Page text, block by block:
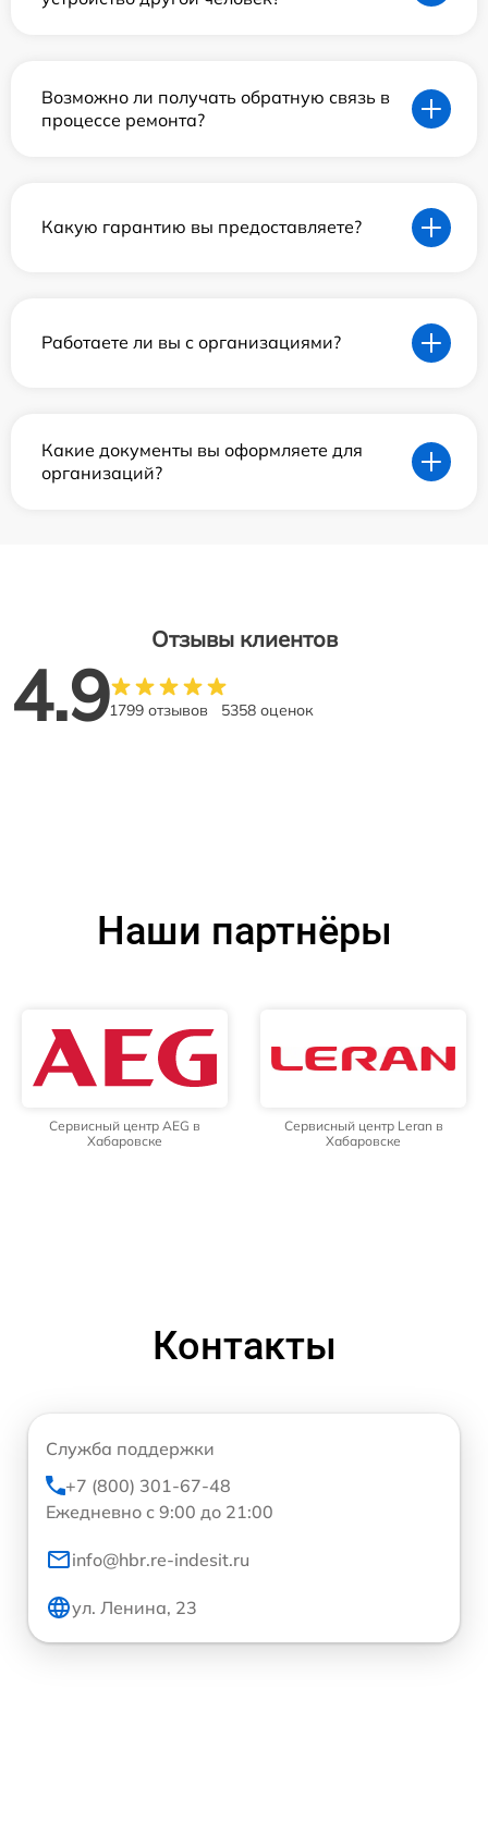
Возможно ли получать обратную связь в
процессе ремонта?
Какую гарантию вы предоставляете?
Работаете ли вы с организациями?
Какие документы вы оформляете для
организаций?
Отзывы клиентов
4.91799 отзывов 5358 оценок
Наши партнёры
Сервисный центр AEG в
Хабаровске
Сервисный центр Leran в
Хабаровске
Контакты
Служба поддержки
+7 (800) 301-67-48
Ежедневно с 9:00 до 21:00
info@hbr.re-indesit.ru
ул. Ленина, 23